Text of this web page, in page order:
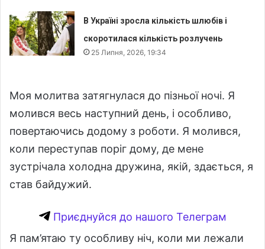
В Україні зросла кількість шлюбів і
скоротилася кількість розлучень
25 Липня, 2026, 19:34
Моя молитва затягнулася до пізньої ночі. Я
молився весь наступний день, і особливо,
повертаючись додому з роботи. Я молився,
коли переступав поріг дому, де мене
зустрічала холодна дружина, якій, здається, я
став байдужий.
Приєднуйся до нашого Телеграм
Я пам’ятаю ту особливу ніч, коли ми лежали